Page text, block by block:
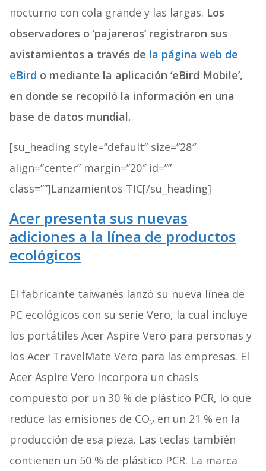
nocturno con cola grande y las largas. Los
observadores o ‘pajareros’ registraron sus
avistamientos a través de la página web de
eBird o mediante la aplicación ‘eBird Mobile’,
en donde se recopiló la información en una
base de datos mundial.
[su_heading style=”default” size=”28″
align=”center” margin=”20″ id=””
class=””]Lanzamientos TIC[/su_heading]
Acer presenta sus nuevas
adiciones a la línea de productos
ecológicos
El fabricante taiwanés lanzó su nueva línea de
PC ecológicos con su serie Vero, la cual incluye
los portátiles Acer Aspire Vero para personas y
los Acer TravelMate Vero para las empresas. El
Acer Aspire Vero incorpora un chasis
compuesto por un 30 % de plástico PCR, lo que
reduce las emisiones de CO2 en un 21 % en la
producción de esa pieza. Las teclas también
contienen un 50 % de plástico PCR. La marca